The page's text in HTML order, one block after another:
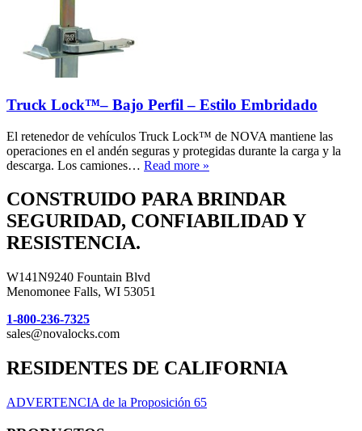
Truck Lock™– Bajo Perfil – Estilo Embridado
El retenedor de vehículos Truck Lock™ de NOVA mantiene las
operaciones en el andén seguras y protegidas durante la carga y la
descarga. Los camiones… Read more »
CONSTRUIDO PARA BRINDAR
SEGURIDAD, CONFIABILIDAD Y
RESISTENCIA.
W141N9240 Fountain Blvd
Menomonee Falls, WI 53051
1-800-236-7325
sales@novalocks.com
RESIDENTES DE CALIFORNIA
ADVERTENCIA de la Proposición 65